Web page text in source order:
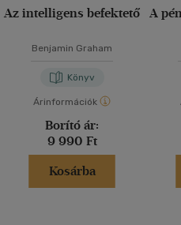
Az intelligens befektető
Benjamin Graham
Könyv
Árinformációk
Borító ár:
9 990 Ft
Kosárba
A